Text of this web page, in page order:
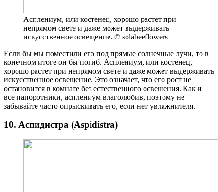
Асплениум, или костенец, хорошо растет при
непрямом свете и даже может выдерживать
искусственное освещение. © solabeeflowers
Если бы мы поместили его под прямые солнечные лучи, то в
конечном итоге он бы погиб. Асплениум, или костенец,
хорошо растет при непрямом свете и даже может выдерживать
искусственное освещение. Это означает, что его рост не
остановится в комнате без естественного освещения. Как и
все папоротники, асплениум влаголюбив, поэтому не
забывайте часто опрыскивать его, если нет увлажнителя.
10. Аспидистра (Aspidistra)